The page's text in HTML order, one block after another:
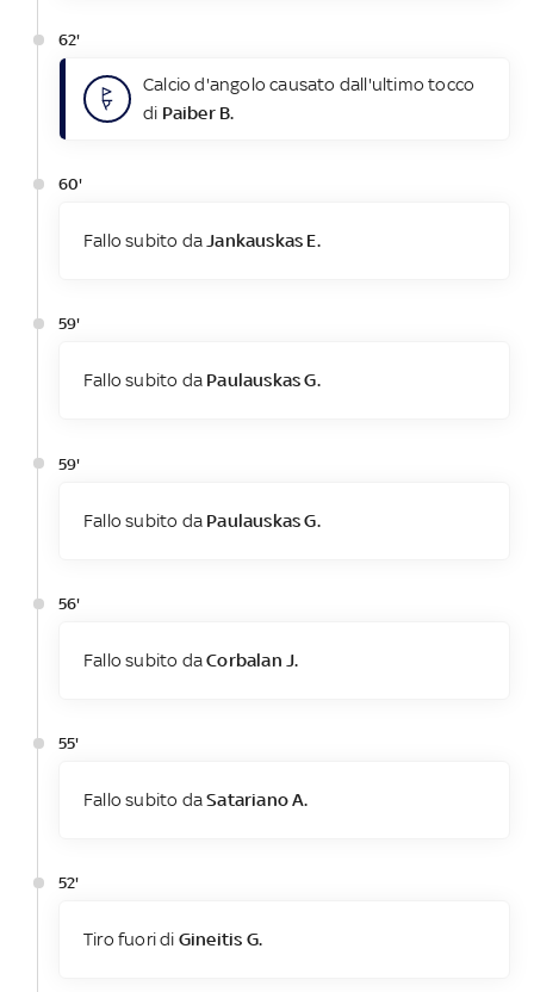
62'
Calcio d'angolo causato dall'ultimo tocco
di Paiber B.
60'
Fallo subito da Jankauskas E.
59'
Fallo subito da Paulauskas G.
59'
Fallo subito da Paulauskas G.
56'
Fallo subito daCorbalan J.
55'
Fallo subito daSatariano A.
52'
Tiro fuori di Gineitis G.